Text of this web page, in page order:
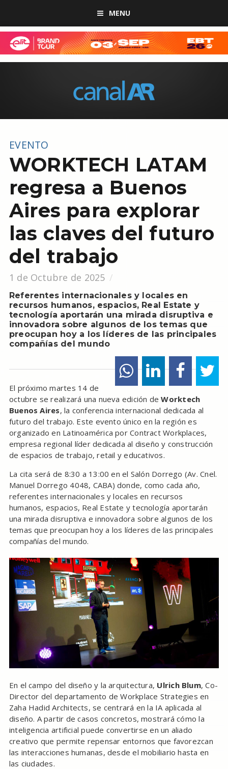
MENU
EVENTO
WORKTECH LATAM
regresa a Buenos
Aires para explorar
las claves del futuro
del trabajo
1 de Octubre de 2025
Referentes internacionales y locales en
recursos humanos, espacios, Real Estate y
tecnología aportarán una mirada disruptiva e
innovadora sobre algunos de los temas que
preocupan hoy a los líderes de las principales
compañías del mundo
El próximo martes 14 de
octubre se realizará una nueva edición deWorktech
Buenos Aires, la conferencia internacional dedicada al
futuro del trabajo. Este evento único en la región es
organizado en Latinoamérica por Contract Workplaces,
empresa regional líder dedicada al diseño y construcción
de espacios de trabajo, retail y educativos.
La cita será de 8:30 a 13:00 en el Salón Dorrego (Av. Cnel.
Manuel Dorrego 4048, CABA) donde, como cada año,
referentes internacionales y locales en recursos
humanos, espacios, Real Estate y tecnología aportarán
una mirada disruptiva e innovadora sobre algunos de los
temas que preocupan hoy a los líderes de las principales
compañías del mundo.
En el campo del diseño y la arquitectura, Ulrich Blum, Co-
Director del departamento de Workplace Strategies en
Zaha Hadid Architects, se centrará en la IA aplicada al
diseño. A partir de casos concretos, mostrará cómo la
inteligencia artificial puede convertirse en un aliado
creativo que permite repensar entornos que favorezcan
las interacciones humanas, desde el mobiliario hasta en
las ciudades.